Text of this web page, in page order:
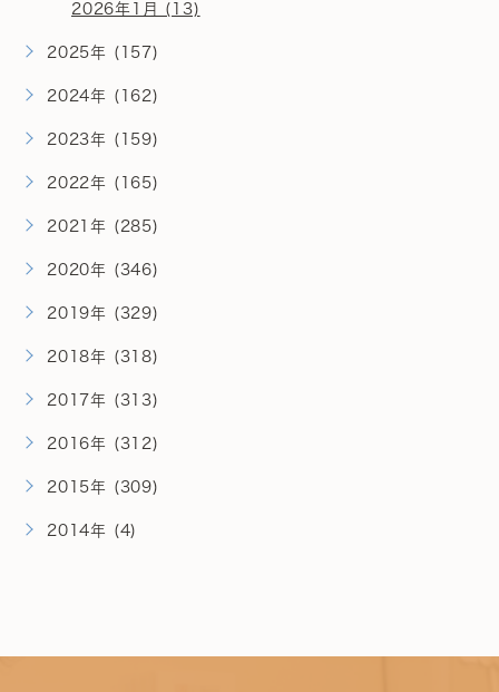
2026年1月 (13)
2025年 (157)
2024年 (162)
2023年 (159)
2022年 (165)
2021年 (285)
2020年 (346)
2019年 (329)
2018年 (318)
2017年 (313)
2016年 (312)
2015年 (309)
2014年 (4)